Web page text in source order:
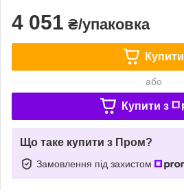
4 051 ₴/упаковка
Купити
або
Купити з
Що таке купити з Пром?
Замовлення під захистом